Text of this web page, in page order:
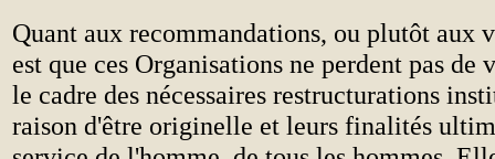
Quant aux recommandations, ou plutôt aux
est que ces Organisations ne perdent pas de
le cadre des nécessaires restructurations
raison d'être originelle et leurs finalités